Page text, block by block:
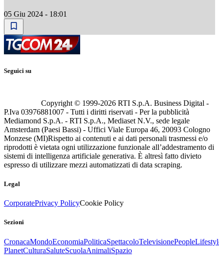
05 Giu 2024 - 18:01
Seguici su
Copyright © 1999-2026 RTI S.p.A. Business Digital -
P.Iva 03976881007 - Tutti i diritti riservati - Per la pubblicità
Mediamond S.p.A. - RTI S.p.A., Mediaset N.V., sede legale
Amsterdam (Paesi Bassi) - Uffici Viale Europa 46, 20093 Cologno
Monzese (MI)Rispetto ai contenuti e ai dati personali trasmessi e/o
riprodotti è vietata ogni utilizzazione funzionale all’addestramento di
sistemi di intelligenza artificiale generativa. È altresì fatto divieto
espresso di utilizzare mezzi automatizzati di data scraping.
Legal
CorporatePrivacy PolicyCookie Policy
Sezioni
CronacaMondoEconomiaPoliticaSpettacoloTelevisionePeople
PlanetCulturaSaluteScuolaAnimaliSpazio